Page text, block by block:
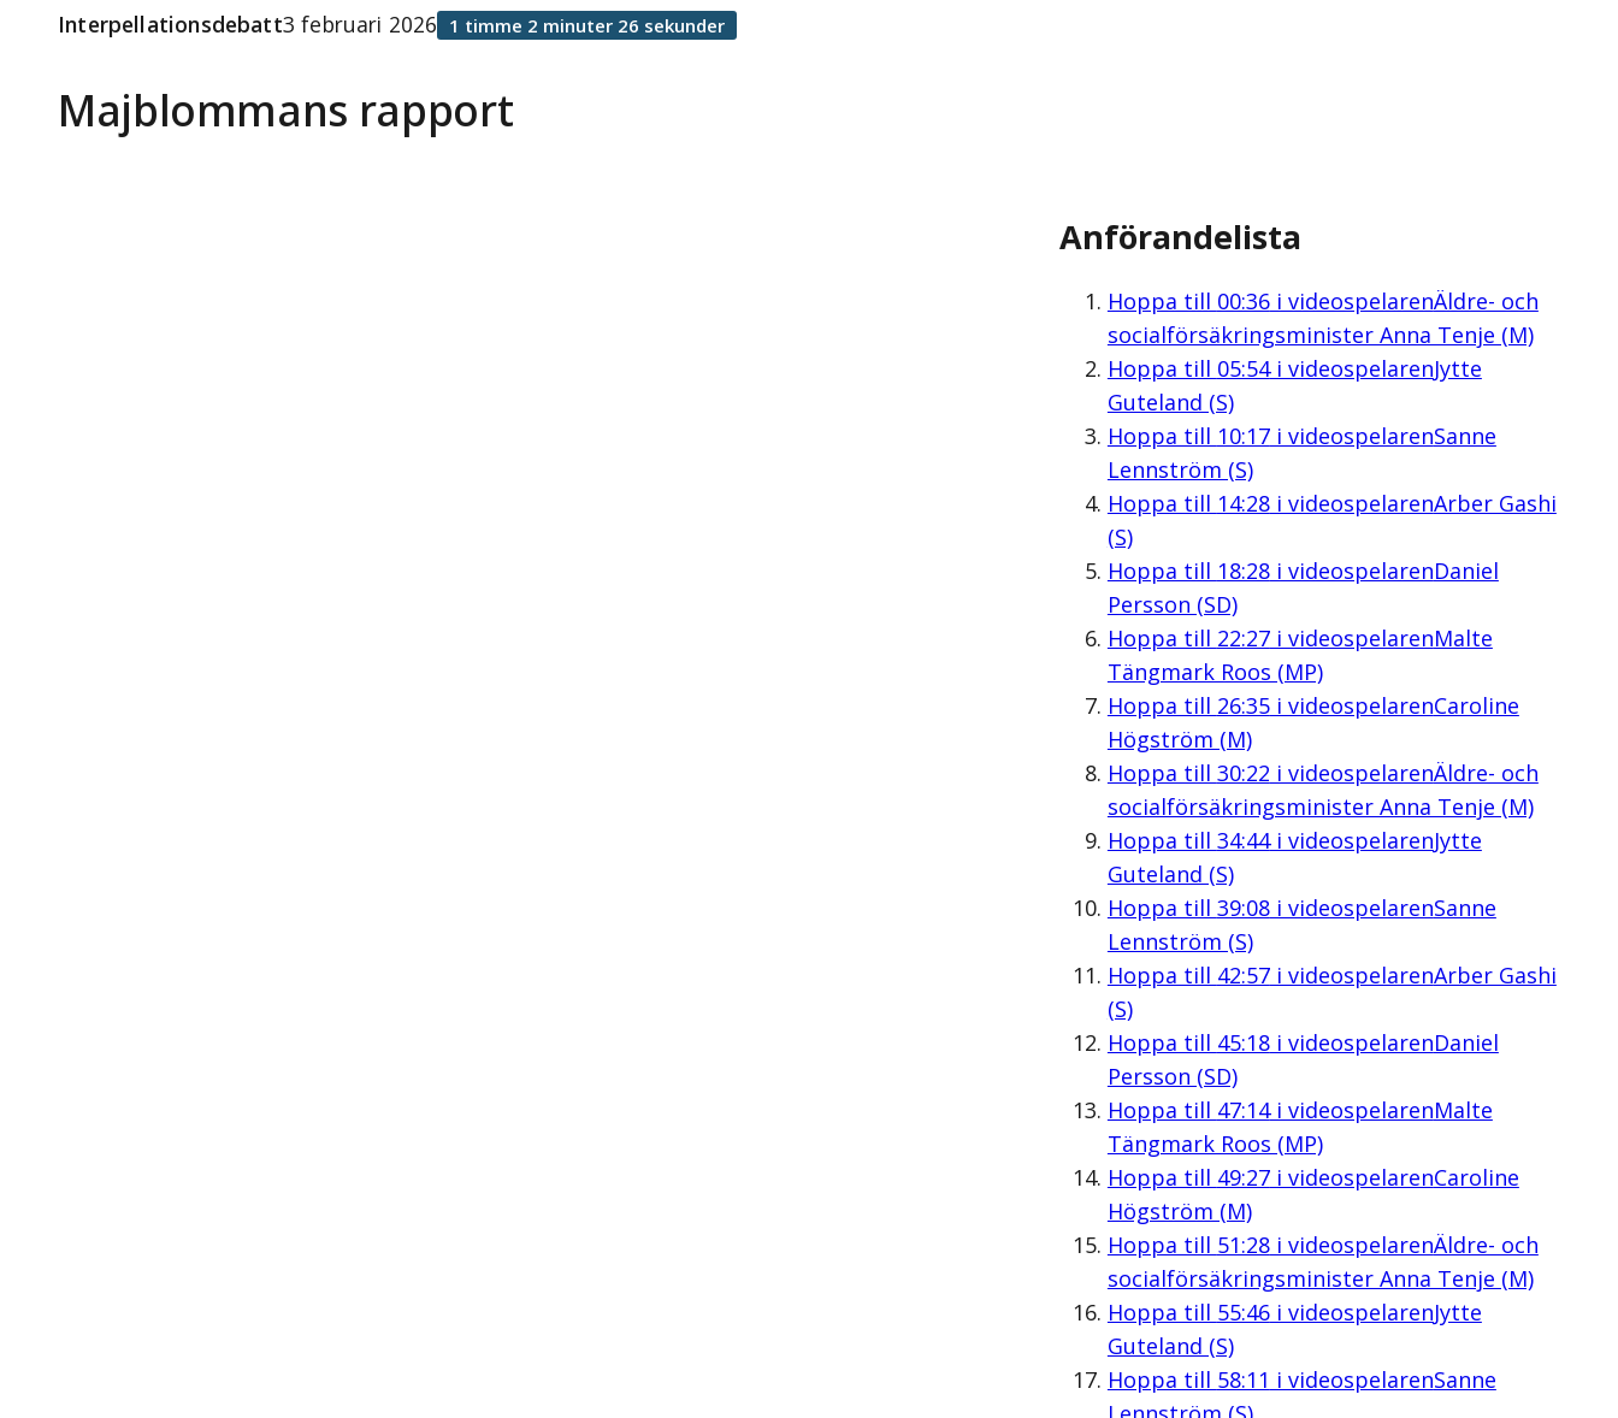
Majblommans rapport
Interpellationsdebatt3 februari 2026 1 timme 2 minuter 26 sekunder
Anförandelista
Hoppa till 00:36i videospelarenÄldre- och
socialförsäkringsminister Anna Tenje (M)
Hoppa till 05:54i videospelarenJytte
Guteland (S)
Hoppa till 10:17i videospelarenSanne
Lennström (S)
Hoppa till 14:28i videospelarenArber Gashi
(S)
Hoppa till 18:28i videospelarenDaniel
Persson (SD)
Hoppa till 22:27i videospelarenMalte
Tängmark Roos (MP)
Hoppa till 26:35i videospelarenCaroline
Högström (M)
Hoppa till 30:22 i videospelarenÄldre- och
socialförsäkringsminister Anna Tenje (M)
Hoppa till 34:44i videospelarenJytte
Guteland (S)
Hoppa till 39:08i videospelarenSanne
Lennström (S)
Hoppa till 42:57i videospelarenArber Gashi
(S)
Hoppa till 45:18i videospelarenDaniel
Persson (SD)
Hoppa till 47:14i videospelarenMalte
Tängmark Roos (MP)
Hoppa till 49:27i videospelarenCaroline
Högström (M)
Hoppa till 51:28i videospelarenÄldre- och
socialförsäkringsminister Anna Tenje (M)
Hoppa till 55:46i videospelarenJytte
Guteland (S)
Hoppa till 58:11 i videospelarenSanne